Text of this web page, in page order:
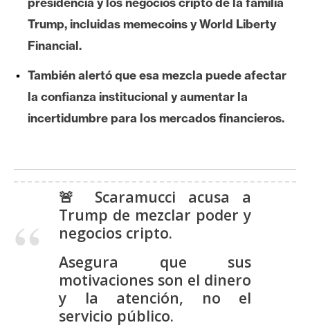
A
á
l
i
N
Trump, incluidas memecoins y World Liberty
Financial.
También alertó que esa mezcla puede afectar
la confianza institucional y aumentar la
incertidumbre para los mercados financieros.
🚨 Scaramucci acusa a
Trump de mezclar poder y
negocios cripto.
Asegura que sus
motivaciones son el dinero
y la atención, no el
servicio público.